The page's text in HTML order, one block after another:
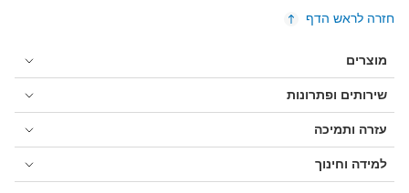
חזרה לראש הדף
מוצרים
שירותים ופתרונות
עזרה ותמיכה
למידה וחינוך